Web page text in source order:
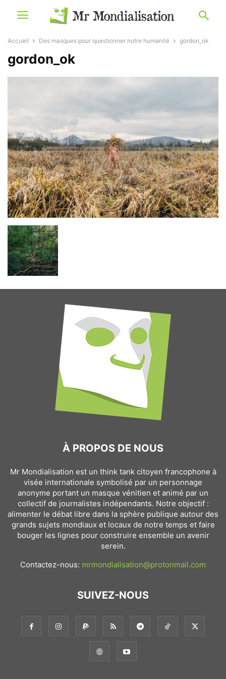
Accueil Des masques pour questionner notre humanité gordon_ok
gordon_ok
À PROPOS DE NOUS
Mr Mondialisation est un think tank citoyen francophone à
visée internationale symbolisé par un personnage
anonyme portant un masque vénitien et animé par un
collectif de journalistes indépendants. Notre objectif :
alimenter le débat libre dans la sphère publique autour des
grands sujets mondiaux et locaux de notre temps et faire
bouger les lignes pour construire ensemble un avenir
serein.
Contactez-nous: mrmondialisation@protonmail.com
SUIVEZ-NOUS